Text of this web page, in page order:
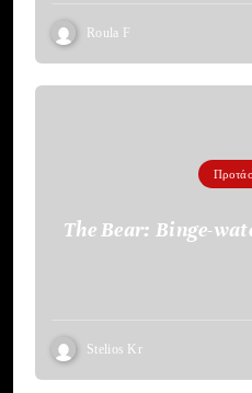
Roula F
The Bear: Binge-
Stelios Kr